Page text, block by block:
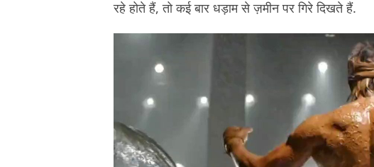
रहे होते हैं, तो कई बार धड़ाम से ज़मीन पर गिरे दिखते हैं.